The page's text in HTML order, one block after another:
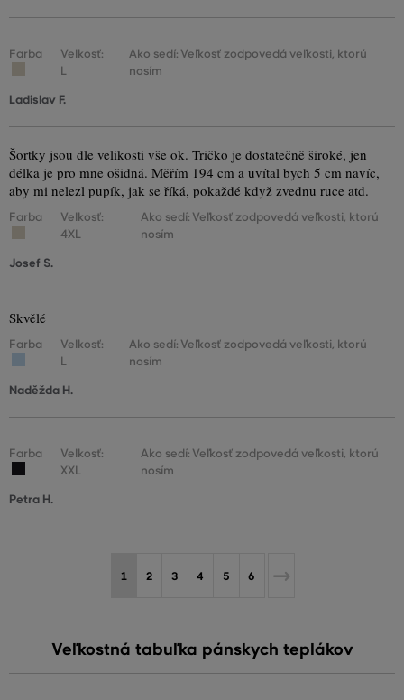
Farba
Veľkosť:
L
Ako sedí: Veľkosť zodpovedá veľkosti, ktorú
nosím
Ladislav F.
Šortky jsou dle velikosti vše ok. Tričko je dostatečně široké, jen
délka je pro mne ošidná. Měřím 194 cm a uvítal bych 5 cm navíc,
aby mi nelezl pupík, jak se říká, pokaždé když zvednu ruce atd.
Farba
Veľkosť:
4XL
Ako sedí: Veľkosť zodpovedá veľkosti, ktorú
nosím
Josef S.
Skvělé
Farba
Veľkosť:
L
Ako sedí: Veľkosť zodpovedá veľkosti, ktorú
nosím
Naděžda H.
Farba
Veľkosť:
XXL
Ako sedí: Veľkosť zodpovedá veľkosti, ktorú
nosím
Petra H.
1 2 3 4 5 6
Veľkostná tabuľka pánskych teplákov